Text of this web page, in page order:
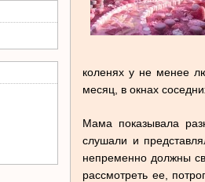
коленях у не менее
месяц, в окнах
Мама показывала
слушали и
непременно должны
рассмотреть ее,